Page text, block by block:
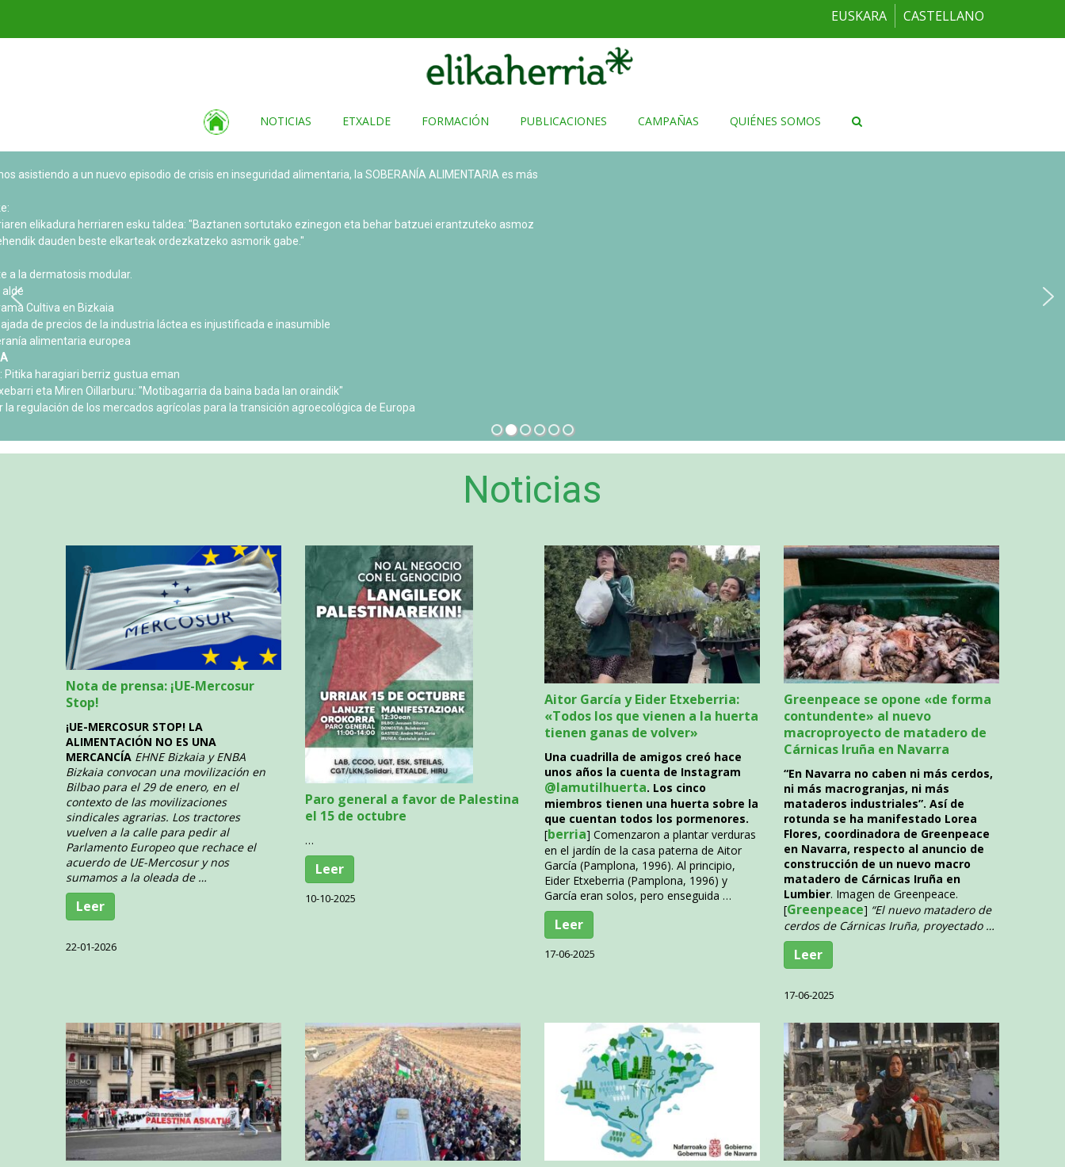
EUSKARA CASTELLANO
NOTICIAS ETXALDE FORMACIÓN PUBLICACIONES CAMPAÑAS QUIÉNES SOMOS
Noticias
Nota de prensa: ¡UE-Mercosur
Stop!
¡UE-MERCOSUR STOP! LA
ALIMENTACIÓN NO ES UNA
MERCANCÍA EHNE Bizkaia y ENBA
Bizkaia convocan una movilización en
Bilbao para el 29 de enero, en el
contexto de las movilizaciones
sindicales agrarias. Los tractores
vuelven a la calle para pedir al
Parlamento Europeo que rechace el
acuerdo de UE-Mercosur y nos
sumamos a la oleada de …
Leer
22-01-2026
Paro general a favor de Palestina
el 15 de octubre
…
Leer
10-10-2025
Aitor García y Eider Etxeberria:
«Todos los que vienen a la huerta
tienen ganas de volver»
Una cuadrilla de amigos creó hace
unos años la cuenta de Instagram
@lamutilhuerta. Los cinco
miembros tienen una huerta sobre la
que cuentan todos los pormenores.
[berria] Comenzaron a plantar verduras
en el jardín de la casa paterna de Aitor
García (Pamplona, 1996). Al principio,
Eider Etxeberria (Pamplona, 1996) y
García eran solos, pero enseguida …
Leer
17-06-2025
Greenpeace se opone «de forma
contundente» al nuevo
macroproyecto de matadero de
Cárnicas Iruña en Navarra
“En Navarra no caben ni más cerdos,
ni más macrogranjas, ni más
mataderos industriales”. Así de
rotunda se ha manifestado Lorea
Flores, coordinadora de Greenpeace
en Navarra, respecto al anuncio de
construcción de un nuevo macro
matadero de Cárnicas Iruña en
Lumbier. Imagen de Greenpeace.
[Greenpeace] “El nuevo matadero de
cerdos de Cárnicas Iruña, proyectado …
Leer
17-06-2025